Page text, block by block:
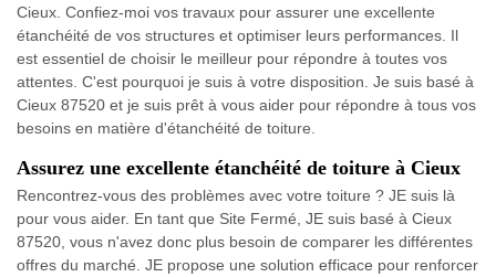
Cieux. Confiez-moi vos travaux pour assurer une excellente
étanchéité de vos structures et optimiser leurs performances. Il
est essentiel de choisir le meilleur pour répondre à toutes vos
attentes. C'est pourquoi je suis à votre disposition. Je suis basé à
Cieux 87520 et je suis prêt à vous aider pour répondre à tous vos
besoins en matière d'étanchéité de toiture.
Assurez une excellente étanchéité de toiture à Cieux
Rencontrez-vous des problèmes avec votre toiture ? JE suis là
pour vous aider. En tant que Site Fermé, JE suis basé à Cieux
87520, vous n'avez donc plus besoin de comparer les différentes
offres du marché. JE propose une solution efficace pour renforcer